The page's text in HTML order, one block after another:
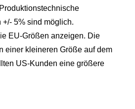
5% sind möglich.
EU-Größen anzeigen. Die
einer kleineren Größe auf dem
US-Kunden eine größere